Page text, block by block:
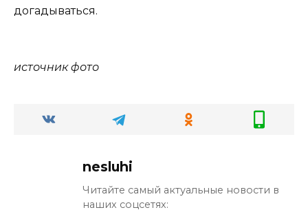
догадываться.
источник фото
nesluhi
Читайте самый актуальные новости в
наших соцсетях: